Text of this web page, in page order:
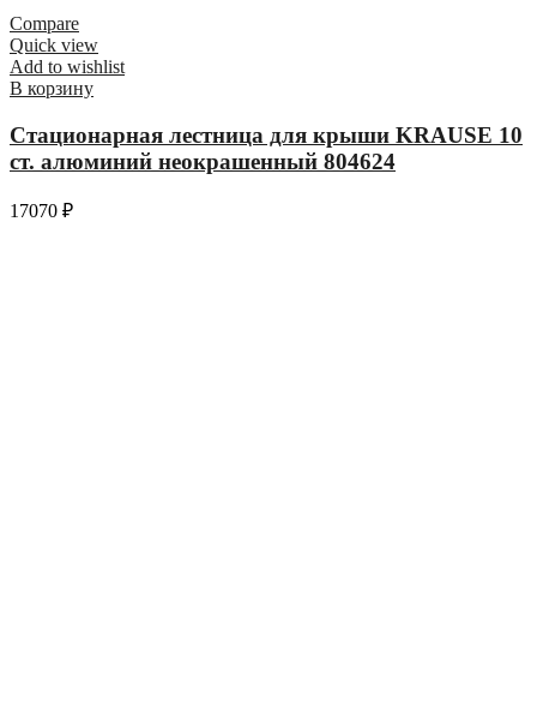
Compare
Quick view
Add to wishlist
В корзину
Стационарная лестница для крыши KRAUSE 10
ст. алюминий неокрашенный 804624
17070 ₽